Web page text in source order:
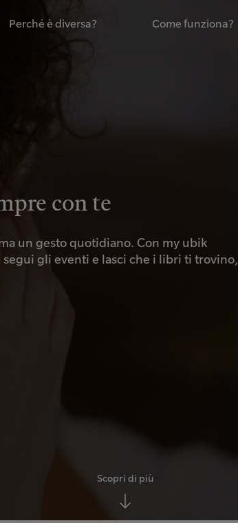
Perché è diversa? Come funziona?
con te
un gesto quotidiano. Con my ubik
gli eventi e lasci che i libri ti trovino,
Scopri di più